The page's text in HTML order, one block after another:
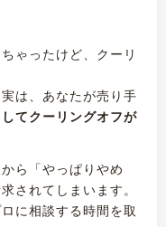
ゃったけど、クーリ
は、あなたが売り手
てクーリングオフが
ら「やっぱりやめ
されてしまいます。
に相談する時間を取